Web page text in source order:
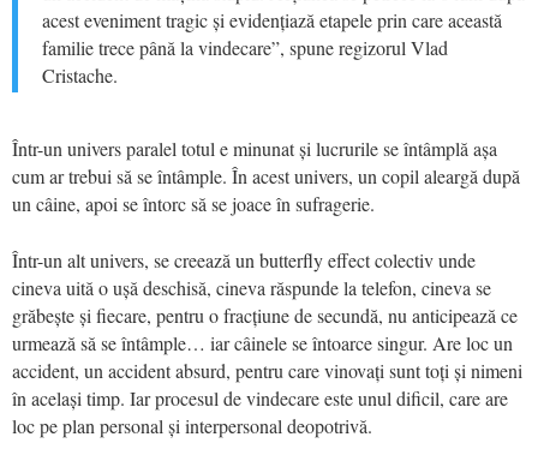
acest eveniment tragic și evidențiază etapele prin care această
familie trece până la vindecare”, spune regizorul Vlad
Cristache.
Într-un univers paralel totul e minunat și lucrurile se întâmplă așa
cum ar trebui să se întâmple. În acest univers, un copil aleargă după
un câine, apoi se întorc să se joace în sufragerie.
Într-un alt univers, se creează un butterfly effect colectiv unde
cineva uită o ușă deschisă, cineva răspunde la telefon, cineva se
grăbește și fiecare, pentru o fracțiune de secundă, nu anticipează ce
urmează să se întâmple… iar câinele se întoarce singur. Are loc un
accident, un accident absurd, pentru care vinovați sunt toți și nimeni
în același timp. Iar procesul de vindecare este unul dificil, care are
loc pe plan personal și interpersonal deopotrivă.